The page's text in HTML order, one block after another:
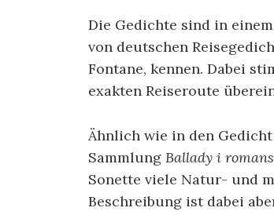
Die Gedichte sind in
von deutschen
Fontane, kennen. Dabei
exakten Reiseroute
Ähnlich wie in den Gedicht
Sammlung Ballady i
Sonette viele Natur- und
Beschreibung ist dabei